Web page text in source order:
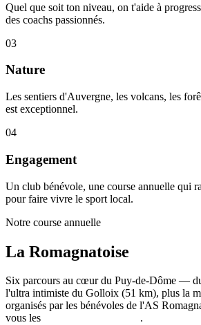
Quel que soit ton niveau, on t'aide à
des coachs passionnés.
03
Nature
Les sentiers d'Auvergne, les volcans, les
est exceptionnel.
04
Engagement
Un club bénévole, une course annuelle qui
pour faire vivre le sport local.
Notre course annuelle
La Romagnatoise
Six parcours au cœur du Puy-de-Dôme —
l'ultra intimiste du Golloix (51 km), plus la
organisés par les bénévoles de l'AS
vous les
.